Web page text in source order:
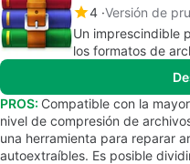
4 Versión de
Un imprescindible
los formatos de
PROS: Compatible con la
nivel de compresión de
una herramienta para reparar
autoextraíbles. Es posible